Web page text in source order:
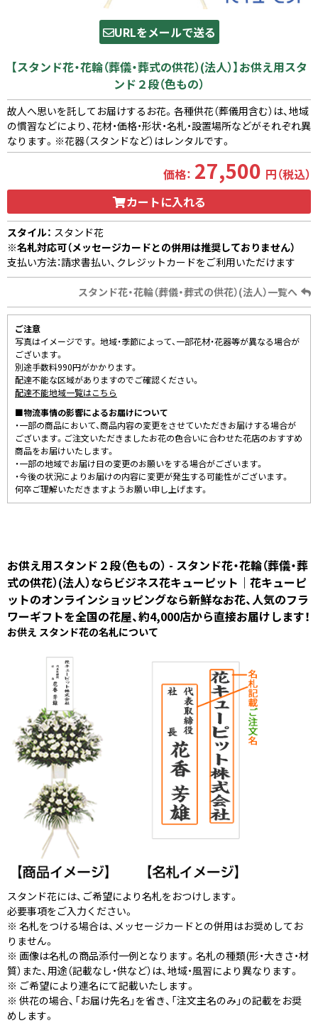
URLをメールで送る
【スタンド花・花輪（葬儀・葬式の供花）(法人）】お供え用スタ
ンド２段（色もの）
故人へ思いを託してお届けするお花。各種供花（葬儀用含む）は、地域
の慣習などにより、花材・価格・形状・名札・設置場所などがそれぞれ異
なります。※花器（スタンドなど）はレンタルです。
価格： 27,500 円（税込）
カートに入れる
スタイル： スタンド花
※名札対応可（メッセージカードとの併用は推奨しておりません）
支払い方法：請求書払い、クレジットカードをご利用いただけます
スタンド花・花輪（葬儀・葬式の供花）(法人）一覧へ
ご注意
写真はイメージです。 地域・季節によって、一部花材・花器等が異なる場合が
ございます。
別途手数料990円がかかります。
配達不能な区域がありますのでご確認ください。
配達不能地域一覧はこちら
■物流事情の影響によるお届けについて
・一部の商品において、商品内容の変更をさせていただきお届けする場合が
ございます。ご注文いただきましたお花の色合いに合わせた花店のおすすめ
商品をお届けいたします。
・一部の地域でお届け日の変更のお願いをする場合がございます。
・今後の状況によりお届けの内容に変更が発生する可能性がございます。
何卒ご理解いただきますようお願い申し上げます。
お供え用スタンド２段（色もの） - スタンド花・花輪（葬儀・葬
式の供花）(法人）ならビジネス花キューピット｜花キューピ
ットのオンラインショッピングなら新鮮なお花、人気のフラ
ワーギフトを全国の花屋、約4,000店から直接お届けします！
お供え スタンド花の名札について
スタンド花には、ご希望により名札をおつけします。
必要事項をご入力ください。
※ 名札をつける場合は、メッセージカードとの併用はお奨めしてお
りません。
※ 画像は名札の商品添付一例となります。名札の種類(形・大きさ・材
質）また、用途（記載なし・供など）は、地域・風習により異なります。
※ ご希望により連名にて記載いたします。
※ 供花の場合、「お届け先名」を省き、「注文主名のみ」の記載をお奨
めします。